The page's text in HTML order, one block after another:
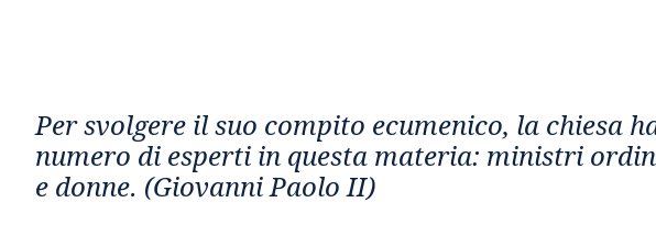
Per svolgere il suo compito ecumenico, la chiesa
numero di esperti in questa materia: ministri
e donne. (Giovanni Paolo II)